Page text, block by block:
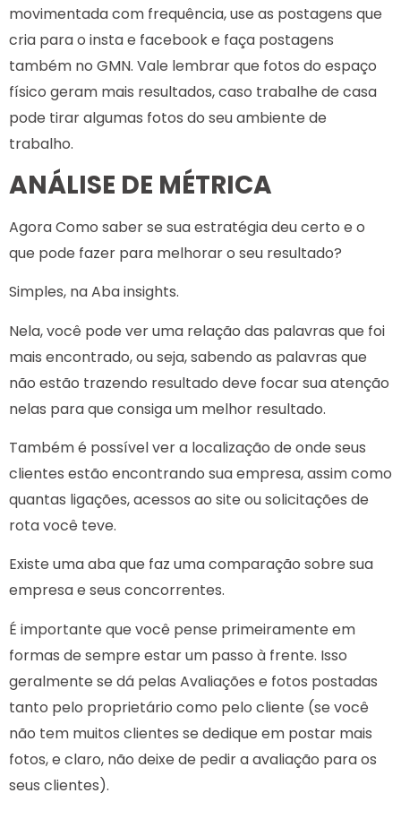
movimentada com frequência, use as postagens que
cria para o insta e facebook e faça postagens
também no GMN. Vale lembrar que fotos do espaço
físico geram mais resultados, caso trabalhe de casa
pode tirar algumas fotos do seu ambiente de
trabalho.
ANÁLISE DE MÉTRICA
Agora Como saber se sua estratégia deu certo e o
que pode fazer para melhorar o seu resultado?
Simples, na Aba insights.
Nela, você pode ver uma relação das palavras que foi
mais encontrado, ou seja, sabendo as palavras que
não estão trazendo resultado deve focar sua atenção
nelas para que consiga um melhor resultado.
Também é possível ver a localização de onde seus
clientes estão encontrando sua empresa, assim como
quantas ligações, acessos ao site ou solicitações de
rota você teve.
Existe uma aba que faz uma comparação sobre sua
empresa e seus concorrentes.
É importante que você pense primeiramente em
formas de sempre estar um passo à frente. Isso
geralmente se dá pelas Avaliações e fotos postadas
tanto pelo proprietário como pelo cliente (se você
não tem muitos clientes se dedique em postar mais
fotos, e claro, não deixe de pedir a avaliação para os
seus clientes).